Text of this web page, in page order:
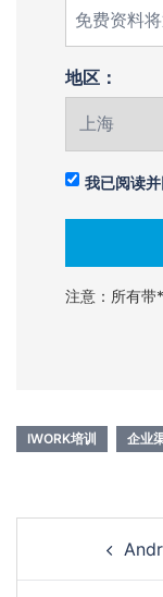
地区：
我已阅读
注意：所有带
IWORK培训 企业
navigation